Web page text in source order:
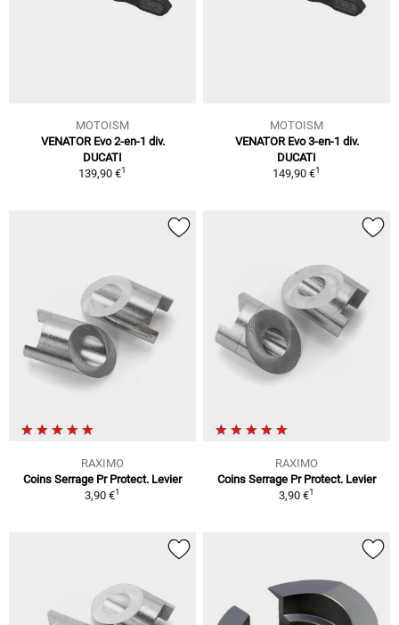
MOTOISM
VENATOR Evo 2-en-1 div.
DUCATI
139,90 €1
MOTOISM
VENATOR Evo 3-en-1 div.
DUCATI
149,90 €1
RAXIMO
Coins Serrage Pr Protect. Levier
3,90 €1
RAXIMO
Coins Serrage Pr Protect. Levier
3,90 €1